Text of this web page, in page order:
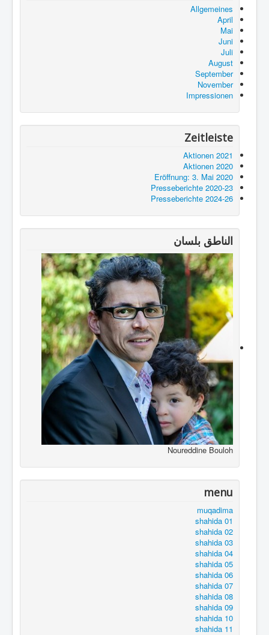
Allgemeines
April
Mai
Juni
Juli
August
September
November
Impressionen
Zeitleiste
Aktionen 2021
Aktionen 2020
Eröffnung: 3. Mai 2020
Presseberichte 2020-23
Presseberichte 2024-26
الناطق بلسان
Noureddine Bouloh
menu
muqadima
shahida 01
shahida 02
shahida 03
shahida 04
shahida 05
shahida 06
shahida 07
shahida 08
shahida 09
shahida 10
shahida 11